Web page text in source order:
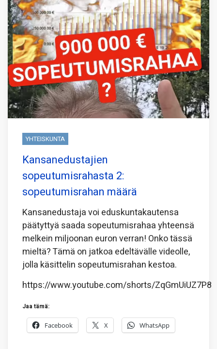
YHTEISKUNTA
Kansanedustajien
sopeutumisrahasta 2:
sopeutumisrahan määrä
Kansanedustaja voi eduskuntakautensa
päätyttyä saada sopeutumisrahaa yhteensä
melkein miljoonan euron verran! Onko tässä
mieltä? Tämä on jatkoa edeltävälle videolle,
jolla käsittelin sopeutumisrahan kestoa.
https://www.youtube.com/shorts/ZqGmUiUZ7P8
Jaa tämä:
Facebook X WhatsApp